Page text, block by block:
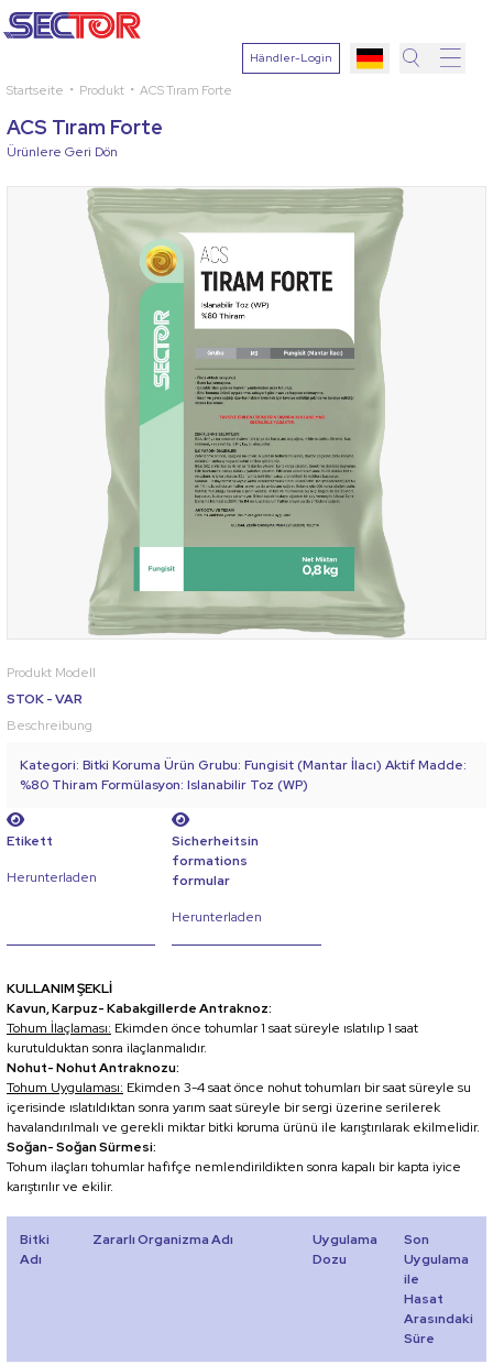
Händler-Login
Startseite Produkt ACS Tıram Forte
ACS Tıram Forte
Ürünlere Geri Dön
Produkt Modell
STOK - VAR
Beschreibung
Kategori: Bitki Koruma Ürün Grubu: Fungisit (Mantar İlacı) Aktif Madde:
%80 Thiram Formülasyon: Islanabilir Toz (WP)
Etikett
Herunterladen
Sicherheitsin
formations
formular
Herunterladen
KULLANIM ŞEKLİ
Kavun, Karpuz- Kabakgillerde Antraknoz:
Tohum İlaçlaması: Ekimden önce tohumlar 1 saat süreyle ıslatılıp 1 saat
kurutulduktan sonra ilaçlanmalıdır.
Nohut- Nohut Antraknozu:
Tohum Uygulaması: Ekimden 3-4 saat önce nohut tohumları bir saat süreyle su
içerisinde ıslatıldıktan sonra yarım saat süreyle bir sergi üzerine serilerek
havalandırılmalı ve gerekli miktar bitki koruma ürünü ile karıştırılarak ekilmelidir.
Soğan- Soğan Sürmesi:
Tohum ilaçları tohumlar hafifçe nemlendirildikten sonra kapalı bir kapta iyice
karıştırılır ve ekilir.
Bitki
Adı
Zararlı Organizma Adı
Uygulama
Dozu
Son
Uygulama
ile
Hasat
Arasındaki
Süre